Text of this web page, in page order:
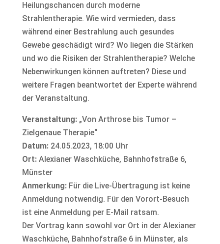
Heilungschancen durch moderne
Strahlentherapie. Wie wird vermieden, dass
während einer Bestrahlung auch gesundes
Gewebe geschädigt wird? Wo liegen die Stärken
und wo die Risiken der Strahlentherapie? Welche
Nebenwirkungen können auftreten? Diese und
weitere Fragen beantwortet der Experte während
der Veranstaltung.
Veranstaltung:„Von Arthrose bis Tumor –
Zielgenaue Therapie“
Datum:24.05.2023, 18:00 Uhr
Ort:Alexianer Waschküche, Bahnhofstraße 6,
Münster
Anmerkung:Für die Live-​Übertragung ist keine
Anmeldung notwendig. Für den Vorort-Besuch
ist eine Anmeldung per E-Mail ratsam.
Der Vortrag kann sowohl vor Ort in der Alexianer
Waschküche, Bahnhofstraße 6 in Münster, als